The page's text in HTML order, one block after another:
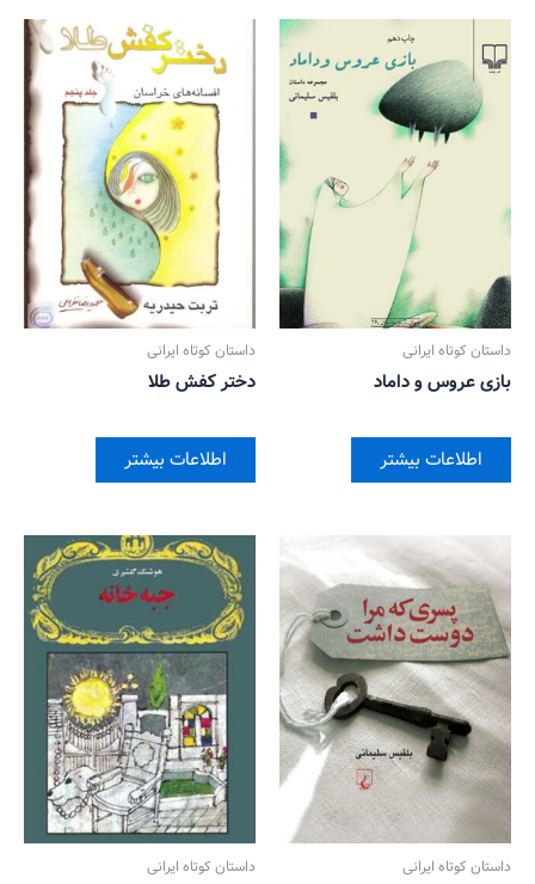
داستان کوتاه ایرانی
بازی عروس و داماد
اطلاعات بیشتر
داستان کوتاه ایرانی
دختر کفش طلا
اطلاعات بیشتر
داستان کوتاه ایرانی داستان کوتاه ایرانی